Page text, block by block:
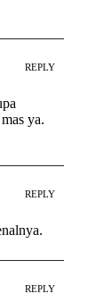
REPLY
ya.
REPLY
REPLY